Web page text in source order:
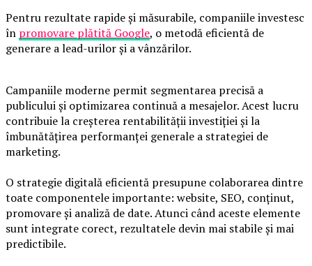
Pentru rezultate rapide și măsurabile, companiile investesc
în promovare plătită Google, o metodă eficientă de
generare a lead-urilor și a vânzărilor.
Campaniile moderne permit segmentarea precisă a
publicului și optimizarea continuă a mesajelor. Acest lucru
contribuie la creșterea rentabilității investiției și la
îmbunătățirea performanței generale a strategiei de
marketing.
O strategie digitală eficientă presupune colaborarea dintre
toate componentele importante: website, SEO, conținut,
promovare și analiză de date. Atunci când aceste elemente
sunt integrate corect, rezultatele devin mai stabile și mai
predictibile.